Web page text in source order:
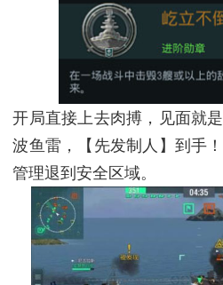
开局直接上去肉搏，见面就
波鱼雷，【先发制人】到手
管理退到安全区域。